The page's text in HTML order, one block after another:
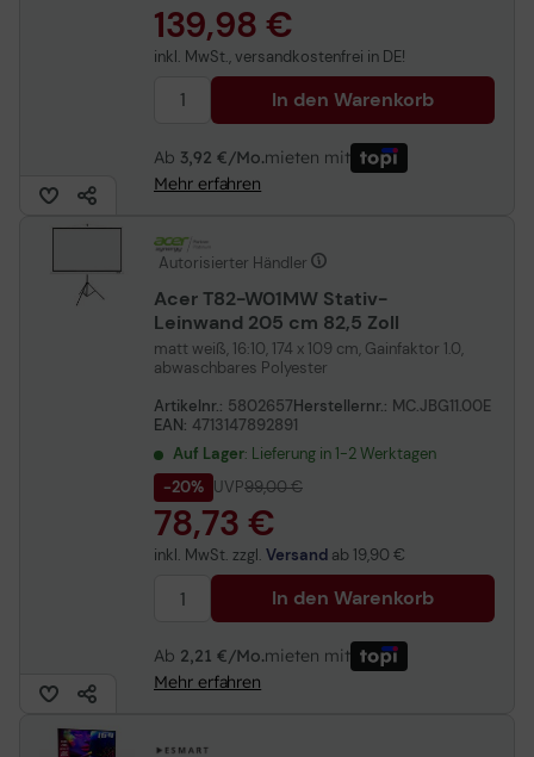
139,98 €
inkl. MwSt., versandkostenfrei in DE!
In den Warenkorb
Ab 3,92 €/Mo.mieten mit
Mehr erfahren
Autorisierter Händler
Acer T82-W01MW Stativ-
Leinwand 205 cm 82,5 Zoll
matt weiß, 16:10, 174 x 109 cm, Gainfaktor 1.0,
abwaschbares Polyester
Artikelnr.: 5802657Herstellernr.: MC.JBG11.00E
EAN: 4713147892891
Auf Lager: Lieferung in 1-2 Werktagen
-20% UVP99,00 €
78,73 €
inkl. MwSt. zzgl. Versand ab 19,90 €
In den Warenkorb
Ab 2,21 €/Mo.mieten mit
Mehr erfahren